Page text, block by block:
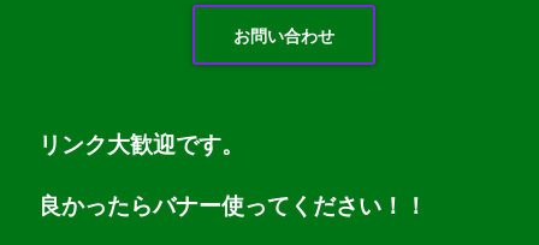
お問い合わせ
リンク大歓迎です。
良かったらバナー使ってください！！